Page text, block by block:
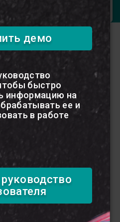
информацию
сервисы
быстро
аванса,
ряд
на
расходы в
Беларусь
демо
быстро
информацию на
ее и
в работе